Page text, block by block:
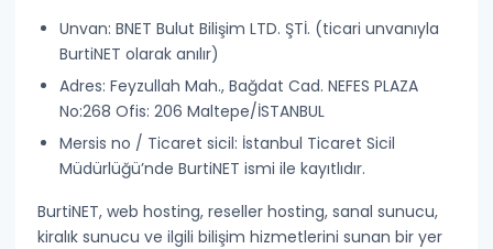
SLA (Service Level Agreement)
Kötüye Kullanım
Yedekleme Politikası
Yer Sağlayıcı Bilgisi
Unvan: BNET Bulut Bilişim LTD. ŞTİ. (ticari unvanıyla
BurtiNET olarak anılır)
Adres: Feyzullah Mah., Bağdat Cad. NEFES PLAZA
No:268 Ofis: 206 Maltepe/İSTANBUL
Mersis no / Ticaret sicil: İstanbul Ticaret Sicil
Müdürlüğü’nde BurtiNET ismi ile kayıtlıdır.
BurtiNET, web hosting, reseller hosting, sanal sunucu,
kiralık sunucu ve ilgili bilişim hizmetlerini sunan biryer